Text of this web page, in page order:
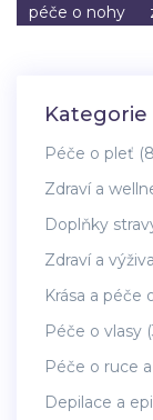
péče o nohy
Kategorie
Péče o pleť
Zdraví a
Doplňky
Zdraví a výživa
Krása a péče
Péče o vlasy
Péče o ruce
Depilace a